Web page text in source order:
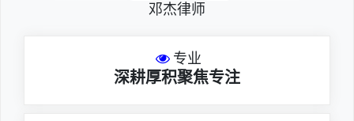
邓杰律师
专业
深耕厚积聚焦专注